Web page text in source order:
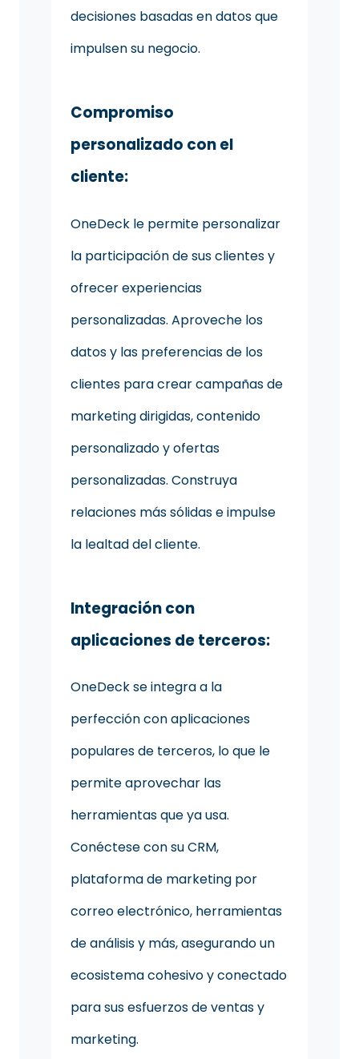
decisiones basadas en datos que
impulsen su negocio.
Compromiso
personalizado con el
cliente:
OneDeck le permite personalizar
la participación de sus clientes y
ofrecer experiencias
personalizadas. Aproveche los
datos y las preferencias de los
clientes para crear campañas de
marketing dirigidas, contenido
personalizado y ofertas
personalizadas. Construya
relaciones más sólidas e impulse
la lealtad del cliente.
Integración con
aplicaciones de terceros:
OneDeck se integra a la
perfección con aplicaciones
populares de terceros, lo que le
permite aprovechar las
herramientas que ya usa.
Conéctese con su CRM,
plataforma de marketing por
correo electrónico, herramientas
de análisis y más, asegurando un
ecosistema cohesivo y conectado
para sus esfuerzos de ventas y
marketing.